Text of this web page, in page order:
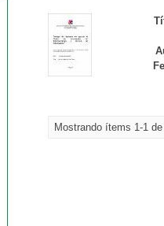
Mostrando ítems 1-1